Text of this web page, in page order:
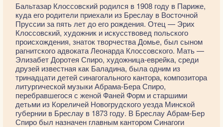
Бальтазар Клоссовский родился в 1908 году в Париже,
куда его родители приехали из Бреслау в Восточной
Пруссии за пять лет до его рождения. Отец — Эрих
Клоссовский, художник и искусствовед польского
происхождения, знаток творчества Домье, был сыном
рагнитского адвоката Леонарда Клоссовского. Мать —
Элизабет Доротея Спиро, художница-еврейка, среди
друзей известная как Баладина, была одним из
тринадцати детей синагогального кантора, композитора
литургической музыки Абрама-Бера Спиро,
перебравшегося с женой Фаней Форм и старшими
детьми из Кореличей Новогрудского уезда Минской
губернии в Бреслау в 1873 году. В Бреслау Абрам-Бер
Спиро был назначен главным кантором Синагоги